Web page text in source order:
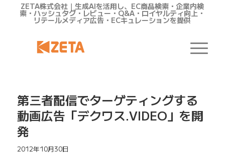
ZETA株式会社｜生成AIを活用し、EC商品検索・企業内検
索・ハッシュタグ・レビュー・Q&A・ロイヤルティ向上・
リテールメディア広告・ECキュレーションを提供
第三者配信でターゲティングする
動画広告「デクワス.VIDEO」を開
発
2012年10月30日